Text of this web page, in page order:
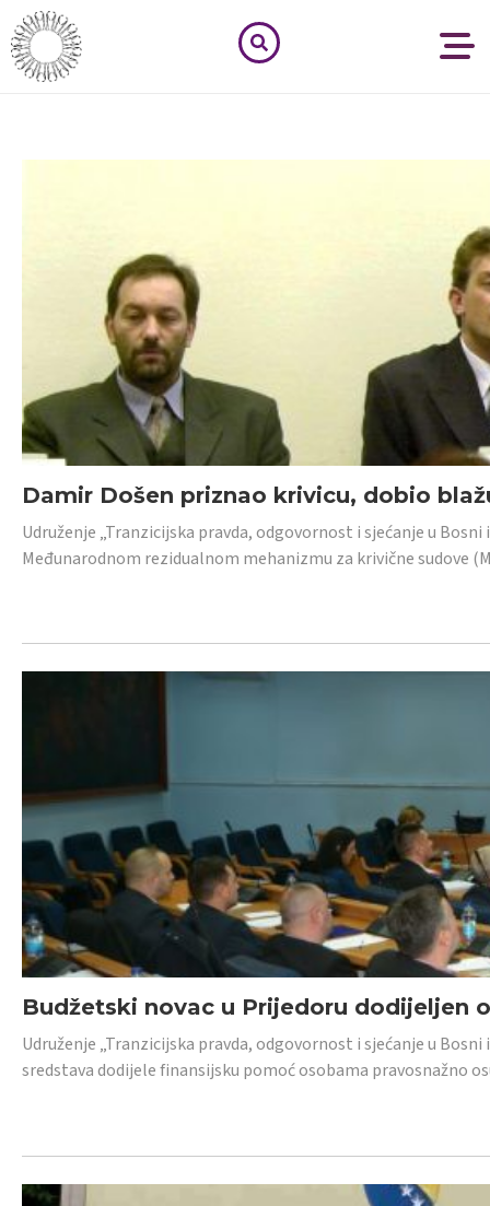
Damir Došen priznao krivicu, dobio
Udruženje „Tranzicijska pravda, odgovornost i sjećanje u
Međunarodnom rezidualnom mehanizmu za krivične sudove
Budžetski novac u Prijedoru dodijeljen
Udruženje „Tranzicijska pravda, odgovornost i sjećanje u
sredstava dodijele finansijsku pomoć osobama pravosnažno